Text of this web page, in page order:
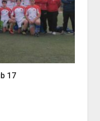
17